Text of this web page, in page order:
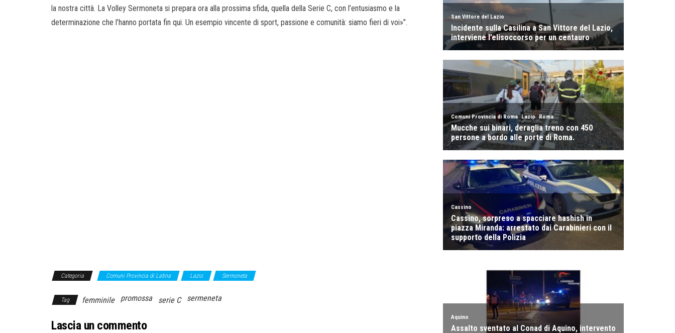
la nostra città. La Volley Sermoneta si prepara ora alla prossima sfida, quella della Serie C, con l’entusiasmo e la
determinazione che l’hanno portata fin qui. Un esempio vincente di sport, passione e comunità: siamo fieri di voi»”.
Categoria Comuni Provincia di Latina Lazio Sermoneta
Tag femminile promossa serie C sermeneta
Lascia un commento